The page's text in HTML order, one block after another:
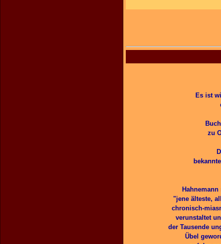
Es ist
zu
"jene älteste,
chronisch-
verunstaltet
der Tausende
Übel